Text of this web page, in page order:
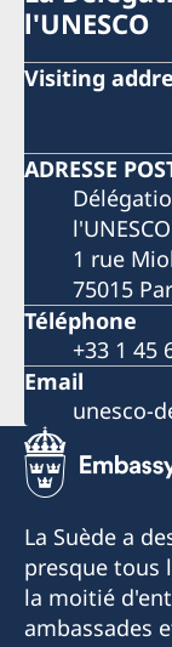
l'UNESCO
Visiting
ADRESSE
l'UNESCO
1 rue
75015
Téléphone
+33 1 45
Email
unesco-
La Suède a
presque tous
la moitié
ambassades